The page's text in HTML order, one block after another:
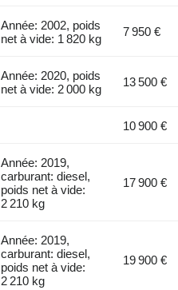
Année: 2002, poids
net à vide: 1 820 kg
7 950 €
Année: 2020, poids
net à vide: 2 000 kg
13 500 €
10 900 €
Année: 2019,
carburant: diesel,
poids net à vide:
2 210 kg
17 900 €
Année: 2019,
carburant: diesel,
poids net à vide:
2 210 kg
19 900 €